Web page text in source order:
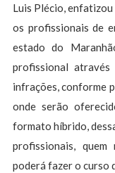
Luis Plécio,
os profissionais de
estado do
profissional
infrações, conforme
onde serão
formato híbrido,
profissionais, quem
poderá fazer o curso